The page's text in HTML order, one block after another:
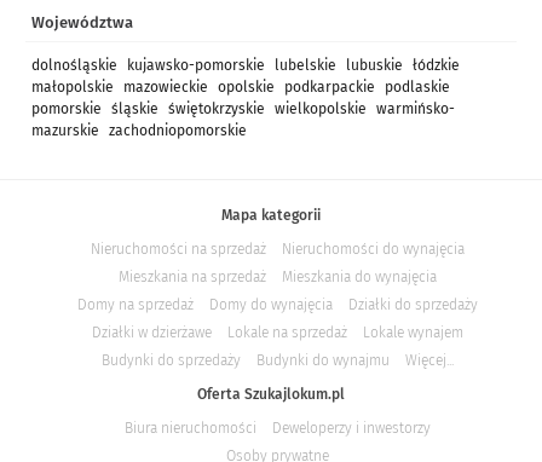
Województwa
dolnośląskie kujawsko-pomorskie lubelskie lubuskie
łódzkie
małopolskie
mazowieckie opolskie podkarpackie
podlaskie
pomorskie
śląskie świętokrzyskie wielkopolskie
warmińsko-
mazurskie
zachodniopomorskie
Mapa kategorii
Nieruchomości na sprzedaż
Nieruchomości do wynajęcia
Mieszkania na sprzedaż
Mieszkania do wynajęcia
Domy na sprzedaż
Domy do wynajęcia
Działki do sprzedaży
Działki w dzierżawe
Lokale na sprzedaż
Lokale wynajem
Budynki do sprzedaży
Budynki do wynajmu
Więcej...
Oferta Szukajlokum.pl
Biura nieruchomości
Deweloperzy i inwestorzy
Osoby prywatne